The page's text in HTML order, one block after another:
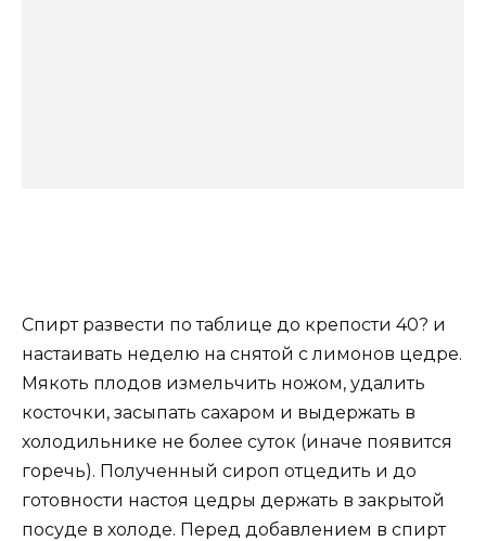
Спирт развести по таблице до крепости 40? и
настаивать неделю на снятой с лимонов цедре.
Мякоть плодов измельчить ножом, удалить
косточки, засыпать сахаром и выдержать в
холодильнике не более суток (иначе появится
горечь). Полученный сироп отцедить и до
готовности настоя цедры держать в закрытой
посуде в холоде. Перед добавлением в спирт